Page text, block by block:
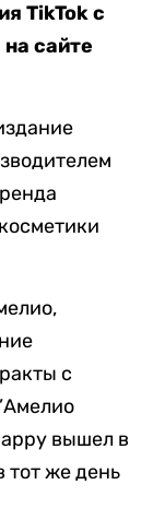
TikTok c
на сайте
с
вышел в
тот же день